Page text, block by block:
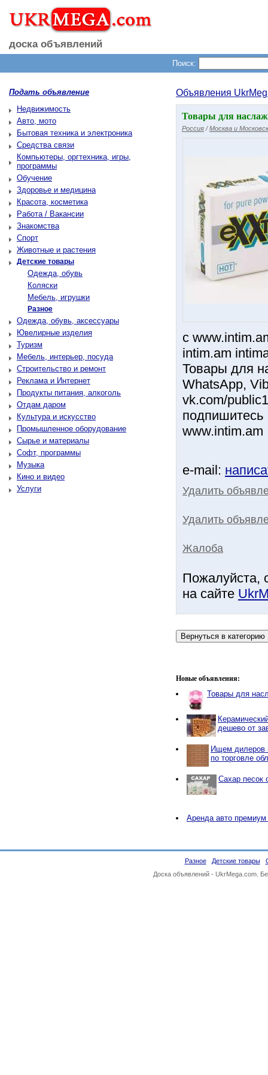
доска объявлений
Поиск:
Подать объявление
Недвижимость
Авто, мото
Бытовая техника и электроника
Средства связи
Компьютеры, оргтехника, игры,
программы
Обучение
Здоровье и медицина
Красота, косметика
Работа / Вакансии
Знакомства
Спорт
Животные и растения
Детские товары
Одежда, обувь
Коляски
Мебель, игрушки
Разное
Одежда, обувь, аксессуары
Ювелирные изделия
Туризм
Мебель, интерьер, посуда
Строительство и ремонт
Реклама и Интернет
Продукты питания, алкоголь
Отдам даром
Культура и искусство
Промышленное оборудование
Сырье и материалы
Софт, программы
Музыка
Кино и видео
Услуги
Объявления
Товары для
Россия /Москва и
с
intim.am
Товары для
WhatsApp,
vk.com/
подпишитесь
www.intim.am
e-mail:
Удалить
Удалить
Жалоба
Пожалуйста,
на сайте
Новые объявления:
Товары для
дешево от
Ищем дилеров
по торговле
Сахар песок
Аренда авто
Разное Детские товары
Доска объявлений - UkrMega.com.